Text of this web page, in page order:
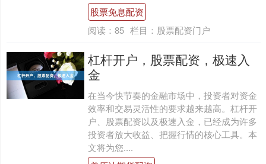
股票免息配资
阅读： 85 栏目： 股票配资门户
杠杆开户，股票配资，极速入
金
在当今快节奏的金融市场中，投资者对资金
效率和交易灵活性的要求越来越高。杠杆开
户、股票配资以及极速入金，已经成为许多
投资者放大收益、把握行情的核心工具。本
文将为您....